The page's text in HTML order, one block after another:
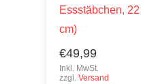
Essstäbchen, 22
cm)
€49,99
Inkl. MwSt.
zzgl.Versand